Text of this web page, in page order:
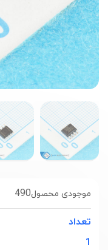
490موجودی محصول
تعداد
1